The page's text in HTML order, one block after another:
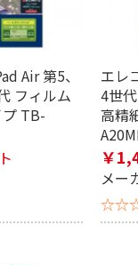
Air 第5、
フィルム
TB-
エレ
4世
高精
￥
メー